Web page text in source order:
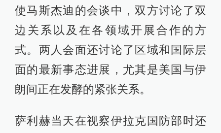
使马斯杰迪的会谈中，双方讨论了双
边关系以及在各领域开展合作的方
式。两人会面还讨论了区域和国际层
面的最新事态进展，尤其是美国与伊
朗间正在发酵的紧张关系。
萨利赫当天在视察伊拉克国防部时还